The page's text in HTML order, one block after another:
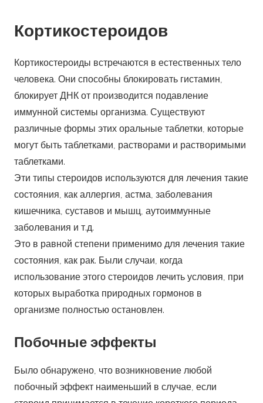
Кортикостероидов
Кортикостероиды встречаются в естественных тело
человека. Они способны блокировать гистамин,
блокирует ДНК от производится подавление
иммунной системы организма. Существуют
различные формы этих оральные таблетки, которые
могут быть таблетками, растворами и растворимыми
таблетками.
Эти типы стероидов используются для лечения такие
состояния, как аллергия, астма, заболевания
кишечника, суставов и мышц, аутоиммунные
заболевания и т.д.
Это в равной степени применимо для лечения такие
состояния, как рак. Были случаи, когда
использование этого стероидов лечить условия, при
которых выработка природных гормонов в
организме полностью остановлен.
Побочные эффекты
Было обнаружено, что возникновение любой
побочный эффект наименьший в случае, если